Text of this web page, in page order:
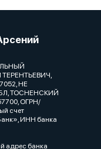
НЕ
ТОСНЕНСКИЙ
ОГРН/
счет
ИНН банка
адрес банка